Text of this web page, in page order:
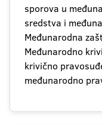
sporova u
sredstva i
Međunarodna
Međunarodno
krivično
međunarodno